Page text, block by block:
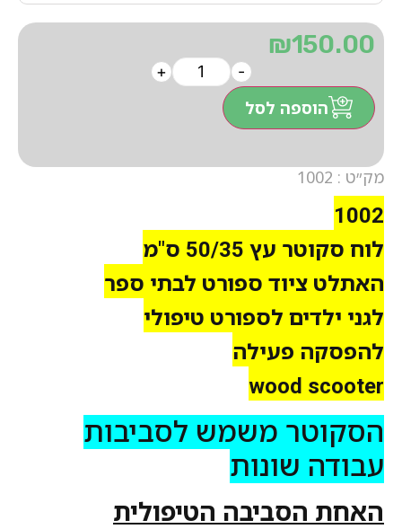
מק״ט : 1002
1002
לוח סקוטר עץ 50/35 ס"מ
האתלט ציוד ספורט לבתי ספר
לגני ילדים לספורט טיפולי
להפסקה פעילה
wood scooter
הסקוטר משמש לסביבות
עבודה שונות
האחת הסביבה הטיפולית
₪150.00
-
+
הוספה לסל